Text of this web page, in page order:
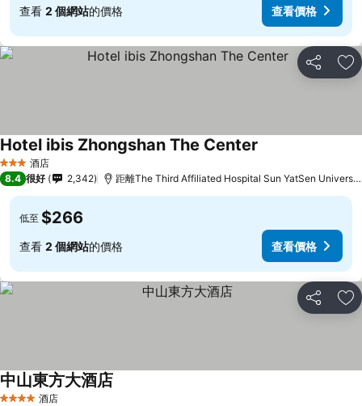
查看 2 個網站的價格 查看價格
分享 放
3 星級 酒店
Hotel ibis Zhongshan The Center
8.4 很好 2,342 距離The Third Affiliated Hospital Sun YatSen
低至 $266
查看 2 個網站的價格 查看價格
分享 放
4 星級 酒店
中山東方大酒店